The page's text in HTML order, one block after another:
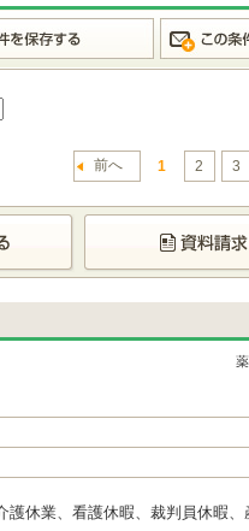
前へ 1 2 3
護休業、看護休暇、裁判員休暇、